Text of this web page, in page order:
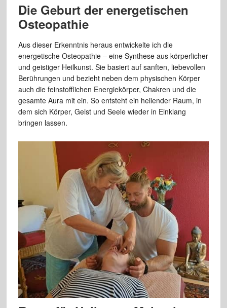
Die Geburt der energetischen
Osteopathie
Aus dieser Erkenntnis heraus entwickelte ich die
energetische Osteopathie – eine Synthese aus körperlicher
und geistiger Heilkunst. Sie basiert auf sanften, liebevollen
Berührungen und bezieht neben dem physischen Körper
auch die feinstofflichen Energiekörper, Chakren und die
gesamte Aura mit ein. So entsteht ein heilender Raum, in
dem sich Körper, Geist und Seele wieder in Einklang
bringen lassen.